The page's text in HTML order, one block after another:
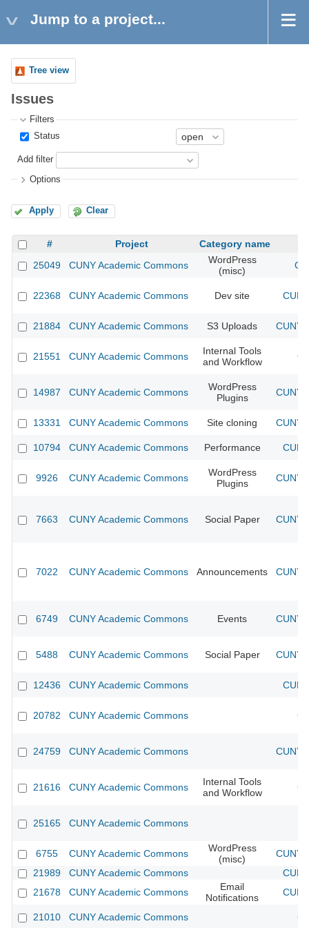
Jump to a project...
Tree view
Issues
Filters
Status
Add filter
Options
Apply Clear
# Project
Category name
25049
CUNY Academic Commons
WordPress
(misc)
22368 CUNY Academic Commons Dev site
21884 CUNY Academic Commons S3 Uploads CUNY
21551 CUNY Academic Commons
Internal Tools
and Workflow
14987 CUNY Academic Commons
WordPress
Plugins
CUNY
13331 CUNY Academic Commons Site cloning CUNY
10794 CUNY Academic Commons Performance
9926 CUNY Academic Commons
WordPress
Plugins
CUNY
7663 CUNY Academic Commons Social Paper CUNY
7022 CUNY Academic Commons Announcements CUNY
6749 CUNY Academic Commons Events CUNY
5488 CUNY Academic Commons Social Paper CUNY
12436 CUNY Academic Commons
20782 CUNY Academic Commons
24759 CUNY Academic Commons CUNY
21616 CUNY Academic Commons
Internal Tools
and Workflow
25165 CUNY Academic Commons
6755 CUNY Academic Commons
WordPress
(misc)
CUNY
21989
CUNY Academic Commons
21678
CUNY Academic Commons
Email
Notifications
21010 CUNY Academic Commons